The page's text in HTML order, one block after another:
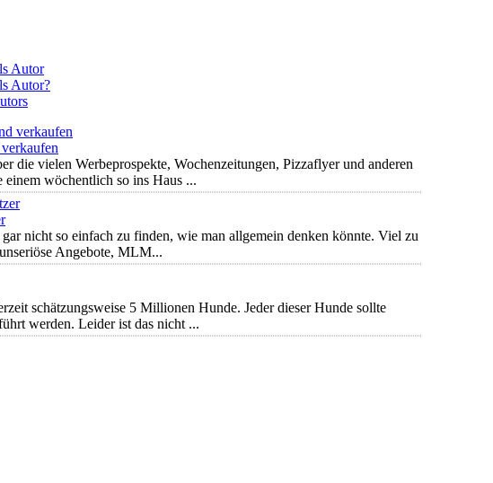
Autor
Autor?
die vielen Werbeprospekte, Wochenzeitungen, Pizzaflyer und anderen
einem wöchentlich so ins Haus ...
nicht so einfach zu finden, wie man allgemein denken könnte. Viel zu
Angebote, MLM...
schätzungsweise 5 Millionen Hunde. Jeder dieser Hunde sollte
werden. Leider ist das nicht ...